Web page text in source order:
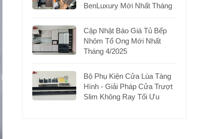
BenLuxury Mới Nhất Tháng
Cập Nhật Báo Giá Tủ Bếp
Nhôm Tổ Ong Mới Nhất
Tháng 4/2025
Bộ Phụ Kiện Cửa Lùa Tàng
Hình - Giải Pháp Cửa Trượt
Slim Không Ray Tối Ưu